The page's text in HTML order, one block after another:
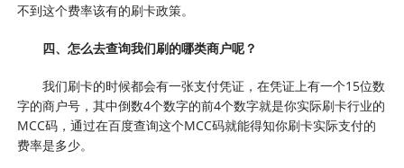
不到这个费率该有的刷卡政策。
四、怎么去查询我们刷的哪类商户呢？
我们刷卡的时候都会有一张支付凭证，在凭证上有一个15位数
字的商户号，其中倒数4个数字的前4个数字就是你实际刷卡行业的
MCC码，通过在百度查询这个MCC码就能得知你刷卡实际支付的
费率是多少。